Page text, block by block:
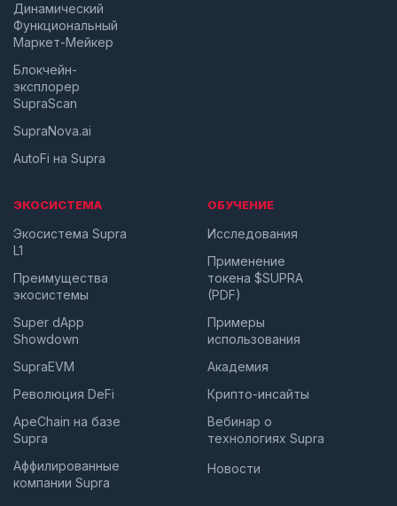
Динамический
Функциональный
Маркет-Мейкер
Блокчейн-
эксплорер
SupraScan
SupraNova.ai
AutoFi на Supra
ЭКОСИСТЕМА
Экосистема Supra
L1
Преимущества
экосистемы
Super dApp
Showdown
SupraEVM
Революция DeFi
ApeChain на базе
Supra
Аффилированные
компании Supra
ОБУЧЕНИЕ
Исследования
Применение
токена $SUPRA
(PDF)
Примеры
использования
Академия
Крипто-инсайты
Вебинар о
технологиях Supra
Новости